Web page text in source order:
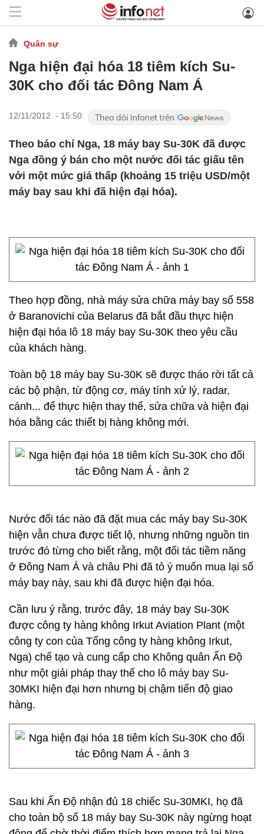
Quân sự
Nga hiện đại hóa 18 tiêm kích Su-
30K cho đối tác Đông Nam Á
12/11/2012 - 15:50
Theo báo chí Nga, 18 máy bay Su-30K đã được
Nga đồng ý bán cho một nước đối tác giấu tên
với một mức giá thấp (khoảng 15 triệu USD/một
máy bay sau khi đã hiện đại hóa).
Theo hợp đồng, nhà máy sửa chữa máy bay số 558
ở Baranovichi của Belarus đã bắt đầu thực hiện
hiện đại hóa lô 18 máy bay Su-30K theo yêu cầu
của khách hàng.
Toàn bộ 18 máy bay Su-30K sẽ được tháo rời tất cả
các bộ phận, từ động cơ, máy tính xử lý, radar,
cánh... để thực hiện thay thế, sửa chữa và hiện đại
hóa bằng các thiết bị hàng không mới.
Nước đối tác nào đã đặt mua các máy bay Su-30K
hiện vẫn chưa được tiết lộ, nhưng những nguồn tin
trước đó từng cho biết rằng, một đối tác tiềm năng
ở Đông Nam Á và châu Phi đã tỏ ý muốn mua lại số
máy bay này, sau khi đã được hiện đại hóa.
Cần lưu ý rằng, trước đây, 18 máy bay Su-30K
được công ty hàng không Irkut Aviation Plant (một
công ty con của Tổng công ty hàng không Irkut,
Nga) chế tạo và cung cấp cho Không quân Ấn Độ
như một giải pháp thay thế cho lô máy bay Su-
30MKI hiện đại hơn nhưng bị chậm tiến độ giao
hàng.
Sau khi Ấn Độ nhận đủ 18 chiếc Su-30MKI, họ đã
cho toàn bộ số 18 máy bay Su-30K này ngừng hoạt